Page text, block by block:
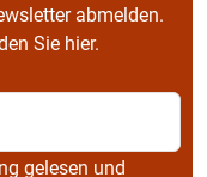
abmelden.
Sie hier.
gelesen und